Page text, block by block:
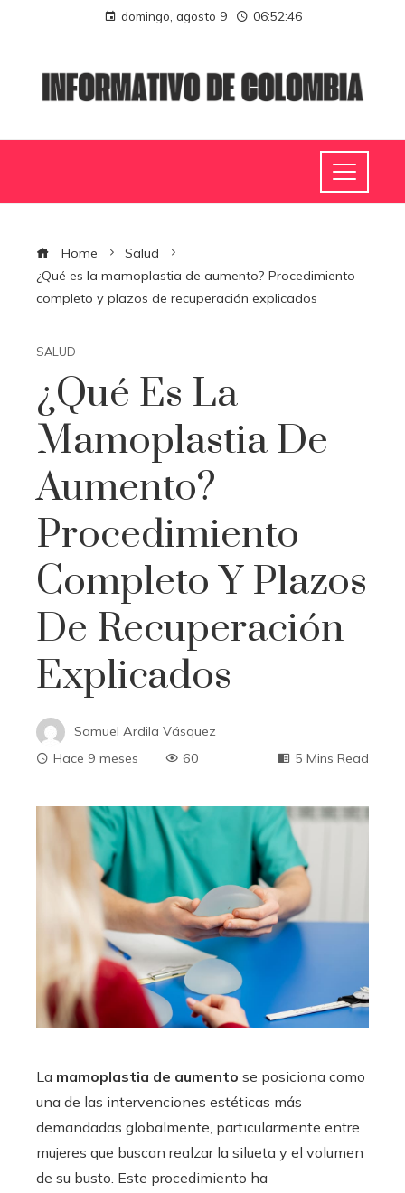
domingo, agosto 9 06:52:47
Home
Salud
¿Qué es la mamoplastia de aumento? Procedimiento
completo y plazos de recuperación explicados
SALUD
¿Qué Es La
Mamoplastia De
Aumento?
Procedimiento
Completo Y Plazos
De Recuperación
Explicados
Samuel Ardila Vásquez
Hace 9 meses
60 5 Mins Read
La mamoplastia de aumento se posiciona como
una de las intervenciones estéticas más
demandadas globalmente, particularmente entre
mujeres que buscan realzar la silueta y el volumen
de su busto. Este procedimiento ha